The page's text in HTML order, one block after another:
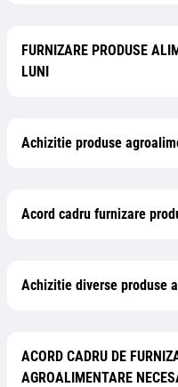
FURNIZARE PRODUSE
LUNI
Achizitie produse
Acord cadru furnizare
Achizitie diverse produse
ACORD CADRU DE
AGROALIMENTARE